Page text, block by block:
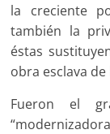
la creciente
también la
éstas
obra esclava
Fueron el